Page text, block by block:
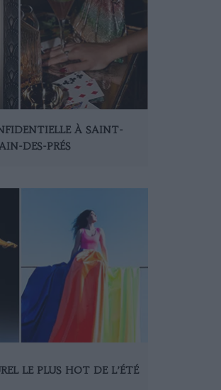
À SAINT-
DES-PRÉS
LE PLUS HOT DE L’ÉTÉ